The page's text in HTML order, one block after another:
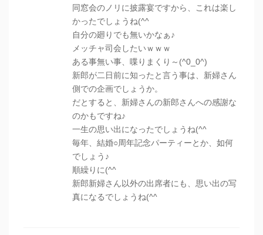
同窓会のノリに披露宴ですから、これは楽し
かったでしょうね(^^
自分の廻りでも無いかなぁ♪
メッチャ司会したいｗｗｗ
ある事無い事、喋りまくり～(^0_0^)
新郎が二日前に知ったと言う事は、新婦さん
側での企画でしょうか。
だとすると、新婦さんの新郎さんへの感謝な
のかもですね♪
一生の思い出になったでしょうね(^^
毎年、結婚○周年記念パーティーとか、如何
でしょう♪
順繰りに(^^
新郎新婦さん以外の出席者にも、思い出の写
真になるでしょうね(^^